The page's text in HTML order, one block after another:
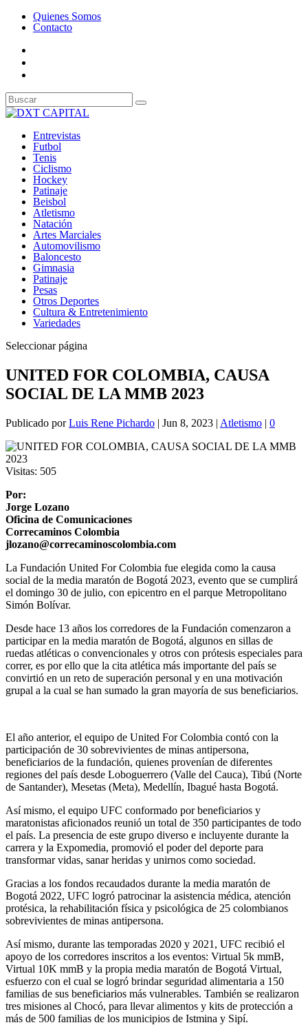
Quienes Somos
Contacto
Entrevistas
Futbol
Tenis
Ciclismo
Hockey
Patinaje
Beisbol
Atletismo
Natación
Artes Marciales
Automovilismo
Baloncesto
Gimnasia
Patinaje
Pesas
Otros Deportes
Cultura & Entretenimiento
Variedades
Seleccionar página
UNITED FOR COLOMBIA, CAUSA
SOCIAL DE LA MMB 2023
Publicado porLuis Rene Pichardo | Jun 8, 2023 | Atletismo | 0
Visitas: 505
Por:
Jorge Lozano
Oficina de Comunicaciones
Correcaminos Colombia
jlozano@correcaminoscolombia.com
La Fundación United For Colombia fue elegida como la causa
social de la media maratón de Bogotá 2023, evento que se cumplirá
el domingo 30 de julio, con epicentro en el parque Metropolitano
Simón Bolívar.
Desde hace 13 años los corredores de la Fundación comenzaron a
participar en la media maratón de Bogotá, algunos en sillas de
ruedas atléticas o convencionales y otros con prótesis especiales para
correr, es por ello que la cita atlética más importante del país se
convirtió en un reto de superación personal y en una motivación
grupal a la cual se han sumado la gran mayoría de sus beneficiarios.
El año anterior, el equipo de United For Colombia contó con la
participación de 30 sobrevivientes de minas antipersona,
beneficiarios de la fundación, quienes provenían de diferentes
regiones del país desde Loboguerrero (Valle del Cauca), Tibú (Norte
de Santander), Mesetas (Meta), Medellín, Ibagué hasta Bogotá.
Así mismo, el equipo UFC conformado por beneficiarios y
maratonistas aficionados reunió un total de 350 participantes de todo
el país. La presencia de este grupo diverso e incluyente durante la
carrera y la Expomedia, promovió el poder del deporte para
transformar vidas, sanar heridas y unirnos como sociedad.
Gracias a los fondos recaudados durante la media maratón de
Bogotá 2022, UFC logró patrocinar la asistencia médica, atención
protésica, la rehabilitación física y psicológica de 25 colombianos
sobrevivientes de minas antipersona.
Así mismo, durante las temporadas 2020 y 2021, UFC recibió el
apoyo de los corredores inscritos a los eventos: Virtual 5k mmB,
Virtual 10K mmB y la propia media maratón de Bogotá Virtual,
esfuerzo con el cual se logró brindar seguridad alimentaria a 150
familias de sus beneficiarios más vulnerables. También se realizaron
tres misiones al Chocó, para llevar alimentos y kits de protección a
más de 500 familias de los municipios de Istmina y Sipí.